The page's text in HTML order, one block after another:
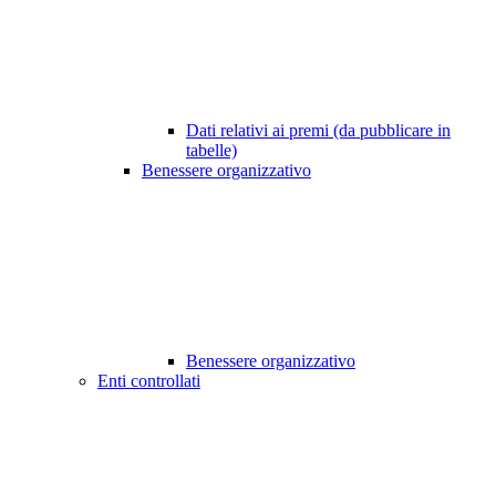
Dati relativi ai premi (da pubblicare in
tabelle)
Benessere organizzativo
Benessere organizzativo
Enti controllati